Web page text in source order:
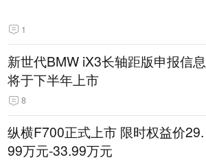
1
新世代BMW iX3长轴距版申报信息
将于下半年上市
8
纵横F700正式上市 限时权益价29.
99万元-33.99万元